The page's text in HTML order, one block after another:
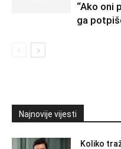
“Ako oni
ga
Najnovije vijesti
Koliko